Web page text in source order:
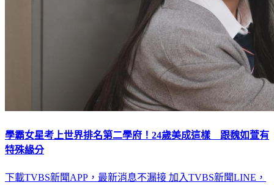
學霸女星考上世界排名第二學府！24歲美成這樣 跟魏如萱有
特殊緣分
下載TVBS新聞APP，最新消息不漏接 加入TVBS新聞LINE，